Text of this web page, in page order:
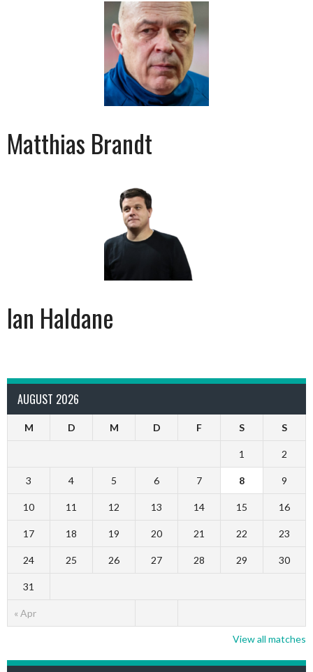
Matthias Brandt
Ian Haldane
AUGUST 2026
M D M D F S S
« Apr
1 2
3 4 5 6 7 8 9
10 11 12 13 14 15 16
17 18 19 20 21 22 23
24 25 26 27 28 29 30
31
View all matches